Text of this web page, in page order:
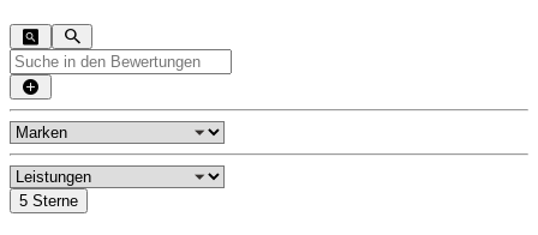
5 Sterne